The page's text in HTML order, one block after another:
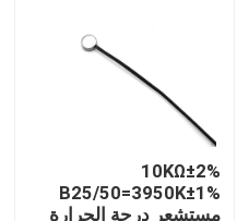
10KΩ±2%
B25/50=3950K±1%
مستشعر درجة الحرارة